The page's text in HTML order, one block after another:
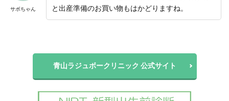
サボちゃん
と出産準備のお買い物もはかどりますね。
青山ラジュボークリニック 公式サイト